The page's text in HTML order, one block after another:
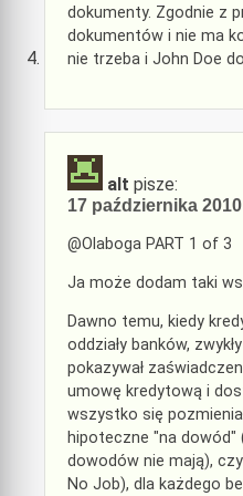
dokumenty. Zgodnie z
dokumentów i nie ma
nie trzeba i John Doe
alt pisze:
17 października
@Olaboga PART 1 of 3
Ja może dodam taki
Dawno temu, kiedy
oddziały banków,
pokazywał
umowę kredytową i
wszystko się
hipoteczne "na
dowodów nie mają),
No Job), dla każdego